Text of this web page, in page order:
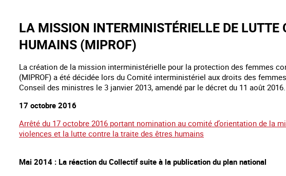
LA MISSION INTERMINISTÉRIELLE DE LUTTE
HUMAINS (MIPROF)
La création de la mission interministérielle pour la protection des femmes
(MIPROF) a été décidée lors du Comité interministériel aux droits des
Conseil des ministres le 3 janvier 2013, amendé par le décret du 11 août 2016.
17 octobre 2016
Arrêté du 17 octobre 2016 portant nomination au comité d’orientation de la
violences et la lutte contre la traite des êtres humains
Mai 2014 : La réaction du Collectif suite à la publication du plan national